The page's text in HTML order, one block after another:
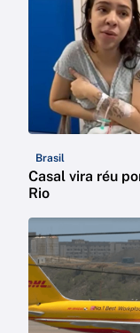
Brasil
Casal vira réu
Rio